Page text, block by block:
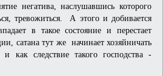
негатива, наслушавшись которого
тревожиться. А этого и добивается
в такое состояние и перестает
сатана тут же начинает хозяйничать
как следствие такого господства -